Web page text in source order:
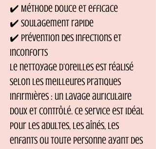
✔️ Méthode douce et efficace
✔️ Soulagement rapide
✔️ Prévention des infections et
inconforts
Le nettoyage d’oreilles est réalisé
selon les meilleures pratiques
infirmières : un lavage auriculaire
doux et contrôlé. Ce service est idéal
pour les adultes, les aînés, les
enfants ou toute personne ayant des